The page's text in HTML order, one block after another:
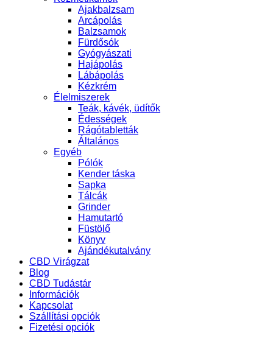
Ajakbalzsam
Arcápolás
Balzsamok
Fürdősók
Gyógyászati
Hajápolás
Lábápolás
Kézkrém
Élelmiszerek
Teák, kávék, üdítők
Édességek
Rágótabletták
Általános
Egyéb
Pólók
Kender táska
Sapka
Tálcák
Grinder
Hamutartó
Füstölő
Könyv
Ajándékutalvány
CBD Virágzat
Blog
CBD Tudástár
Információk
Kapcsolat
Szállítási opciók
Fizetési opciók